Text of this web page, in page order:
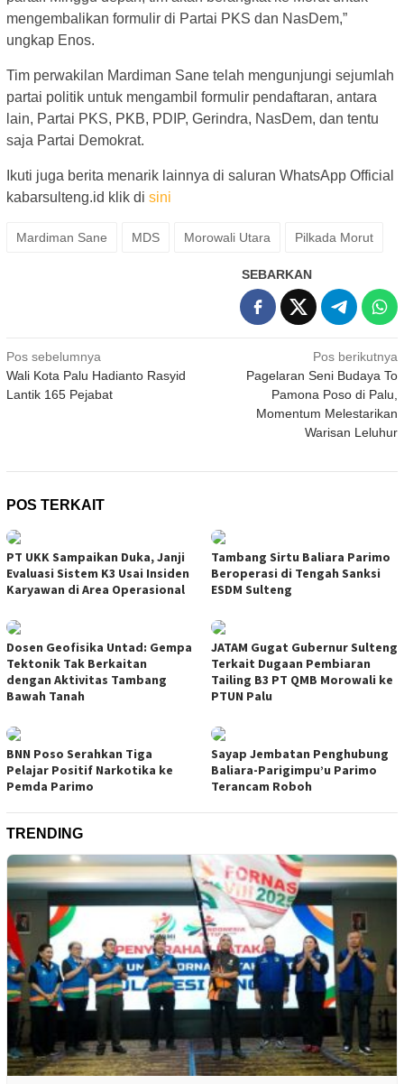
mengembalikan formulir di Partai PKS dan NasDem,”
ungkap Enos.
Tim perwakilan Mardiman Sane telah mengunjungi sejumlah
partai politik untuk mengambil formulir pendaftaran, antara
lain, Partai PKS, PKB, PDIP, Gerindra, NasDem, dan tentu
saja Partai Demokrat.
Ikuti juga berita menarik lainnya di saluran WhatsApp Official
kabarsulteng.id klik di sini
Mardiman Sane MDS Morowali Utara Pilkada Morut
SEBARKAN
Navigasi
pos
Pos sebelumnya
Wali Kota Palu Hadianto Rasyid
Lantik 165 Pejabat
Pos berikutnya
Pagelaran Seni Budaya To
Pamona Poso di Palu,
Momentum Melestarikan
Warisan Leluhur
POS TERKAIT
PT UKK Sampaikan Duka, Janji
Evaluasi Sistem K3 Usai Insiden
Karyawan di Area Operasional
Tambang Sirtu Baliara Parimo
Beroperasi di Tengah Sanksi
ESDM Sulteng
Dosen Geofisika Untad: Gempa
Tektonik Tak Berkaitan
dengan Aktivitas Tambang
Bawah Tanah
JATAM Gugat Gubernur Sulteng
Terkait Dugaan Pembiaran
Tailing B3 PT QMB Morowali ke
PTUN Palu
BNN Poso Serahkan Tiga
Pelajar Positif Narkotika ke
Pemda Parimo
Sayap Jembatan Penghubung
Baliara-Parigimpu’u Parimo
Terancam Roboh
TRENDING